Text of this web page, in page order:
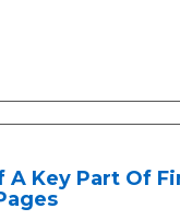
Key Part Of